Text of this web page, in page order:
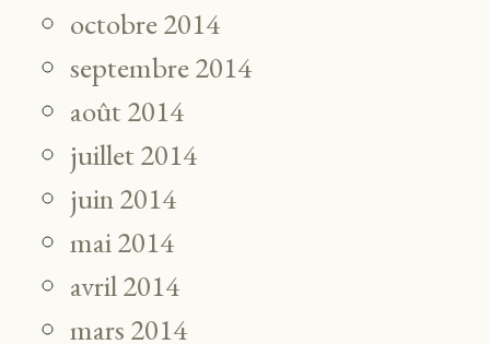
octobre 2014
septembre 2014
août 2014
juillet 2014
juin 2014
mai 2014
avril 2014
mars 2014